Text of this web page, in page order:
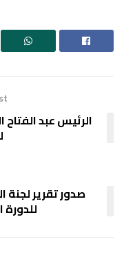
الرئيس عبد
صدور تقرير لجنة
للدورة